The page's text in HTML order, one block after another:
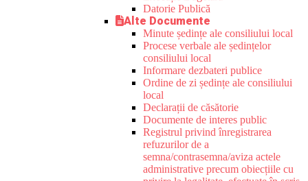
Datorie Publică
Alte Documente
Minute ședințe ale consiliului local
Procese verbale ale ședințelor
consiliului local
Informare dezbateri publice
Ordine de zi ședințe ale consiliului
local
Declarații de căsătorie
Documente de interes public
Registrul privind înregistrarea
refuzurilor de a
semna/contrasemna/aviza actele
administrative precum obiecțiile cu